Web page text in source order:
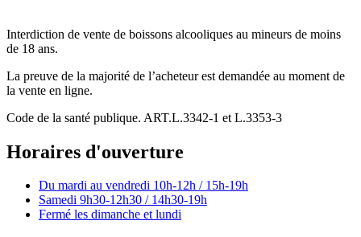
Interdiction de vente de boissons alcooliques au mineurs de moins
de 18 ans.
La preuve de la majorité de l’acheteur est demandée au moment de
la vente en ligne.
Code de la santé publique. ART.L.3342-1 et L.3353-3
Horaires d'ouverture
Du mardi au vendredi 10h-12h / 15h-19h
Samedi 9h30-12h30 / 14h30-19h
Fermé les dimanche et lundi